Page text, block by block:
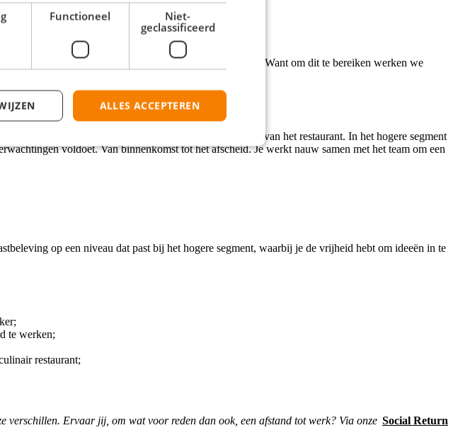
geven. En jij bent daarin een onmisbare schakel! Want om dit te bereiken werken we
aan onze gasten binnen jouw toegewezen gedeelte van het restaurant. In het hogere segment
voldoet. Van binnenkomst tot het afscheid. Je werkt nauw samen met het team om een
op een niveau dat past bij het hogere segment, waarbij je de vrijheid hebt om ideeën in te
te werken;
restaurant;
verschillen. Ervaar jij, om wat voor reden dan ook, een afstand tot werk? Via onze Social Return
Functioneel
Niet-
geclassificeerd
ALLES ACCEPTEREN